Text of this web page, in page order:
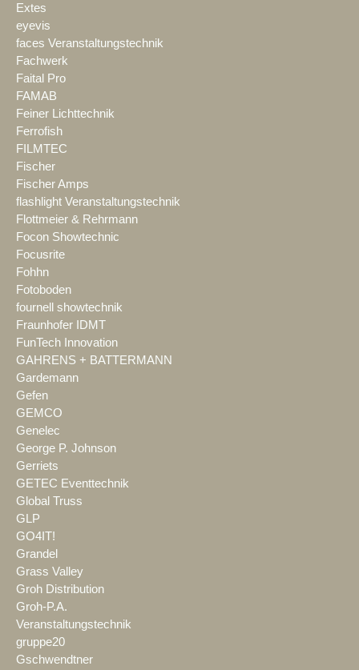
Extes
eyevis
faces Veranstaltungstechnik
Fachwerk
Faital Pro
FAMAB
Feiner Lichttechnik
Ferrofish
FILMTEC
Fischer
Fischer Amps
flashlight Veranstaltungstechnik
Flottmeier & Rehrmann
Focon Showtechnic
Focusrite
Fohhn
Fotoboden
fournell showtechnik
Fraunhofer IDMT
FunTech Innovation
GAHRENS + BATTERMANN
Gardemann
Gefen
GEMCO
Genelec
George P. Johnson
Gerriets
GETEC Eventtechnik
Global Truss
GLP
GO4IT!
Grandel
Grass Valley
Groh Distribution
Groh-P.A.
Veranstaltungstechnik
gruppe20
Gschwendtner